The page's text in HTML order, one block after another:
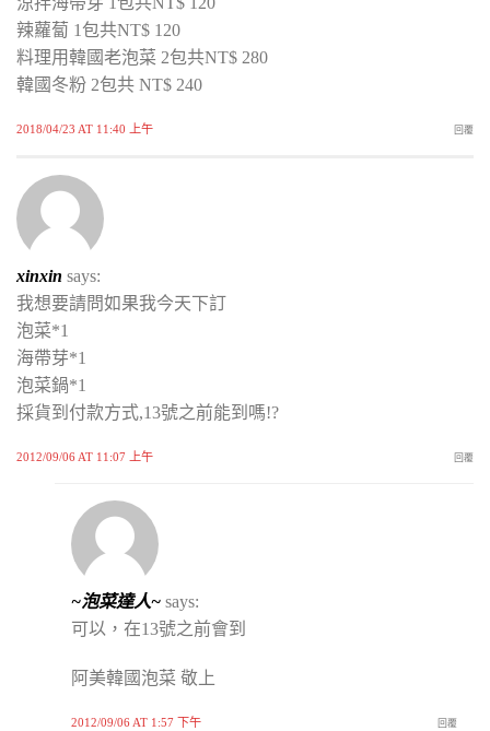
辣蘿蔔 1包共NT$ 120
料理用韓國老泡菜 2包共NT$ 280
韓國冬粉 2包共 NT$ 240
2018/04/23 AT 11:40 上午 回覆
xinxin says:
我想要請問如果我今天下訂
泡菜*1
海帶芽*1
泡菜鍋*1
採貨到付款方式,13號之前能到嗎!?
2012/09/06 AT 11:07 上午 回覆
~泡菜達人~ says:
可以，在13號之前會到
阿美韓國泡菜 敬上
2012/09/06 AT 1:57 下午 回覆